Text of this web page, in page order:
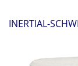
INERTIAL-